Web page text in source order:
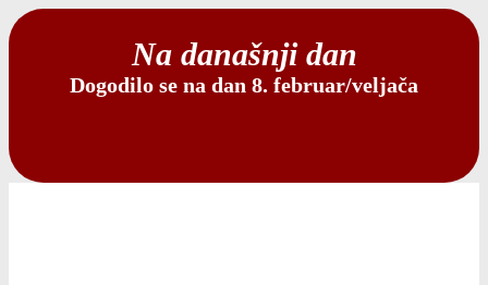
Na današnji dan
Dogodilo se na dan 8. februar/veljača